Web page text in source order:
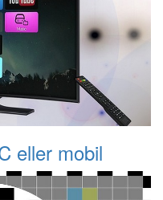
eller mobil